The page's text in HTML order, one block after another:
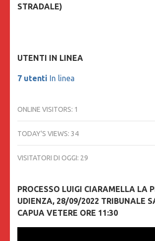
STRADALE)
UTENTI IN LINEA
7 utenti In linea
ONLINE VISITORS: 1
TODAY'S VIEWS: 34
VISITATORI DI OGGI: 29
PROCESSO LUIGI CIARAMELLA LA
UDIENZA, 28/09/2022 TRIBUNALE
CAPUA VETERE ORE 11:30